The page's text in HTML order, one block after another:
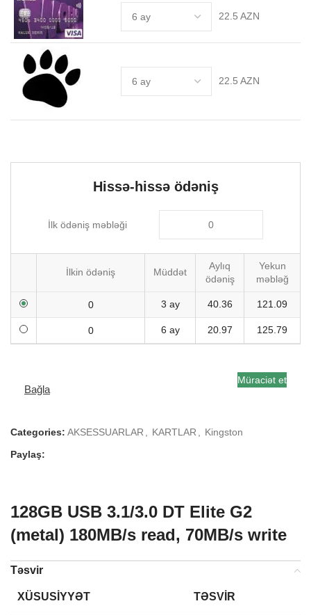
22.5 AZN
22.5 AZN
Hissə-hissə ödəniş
İlk ödəniş məbləği
İlkin ödəniş Müddət
Aylıq
ödəniş
Yekun
məbləğ
3 ay 40.36 121.09
6 ay 20.97 125.79
Bağla
Müraciət et
Categories: AKSESSUARLAR KARTLAR
Kingston
Paylaş:
128GB USB 3.1/3.0 DT Elite G2
(metal) 180MB/s read, 70MB/s write
Təsvir
XÜSUSIYYƏT TƏSVIR